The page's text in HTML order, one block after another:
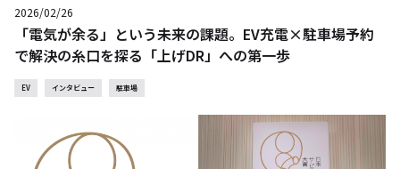
2026/02/26
「電気が余る」という未来の課題。EV充電×駐車場予約
で解決の糸口を探る「上げDR」への第一歩
EV インタビュー 駐車場